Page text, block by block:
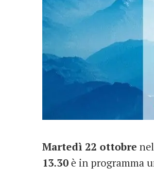
Martedì 22 ottobre
13.30 è in programma